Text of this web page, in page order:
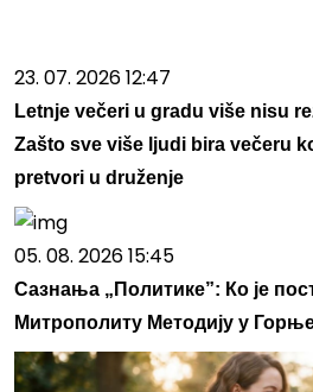
23. 07. 2026 12:47
Letnje večeri u gradu više nisu
Zašto sve više ljudi bira večeru
pretvori u druženje
05. 08. 2026 15:45
Сазнања „Политике”: Ко је
Митрополиту Методију у